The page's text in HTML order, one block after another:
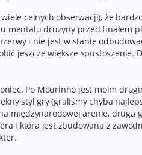
celnych obserwacji), że
mentalu drużyny przed finałem
i nie jest w stanie
jeszcze większe spustoszenie.
Po Mourinho jest moim
styl gry (graliśmy chyba
międzynarodowej arenie, druga
i która jest zbudowana z